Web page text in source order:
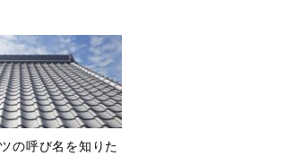
の呼び名を知りた